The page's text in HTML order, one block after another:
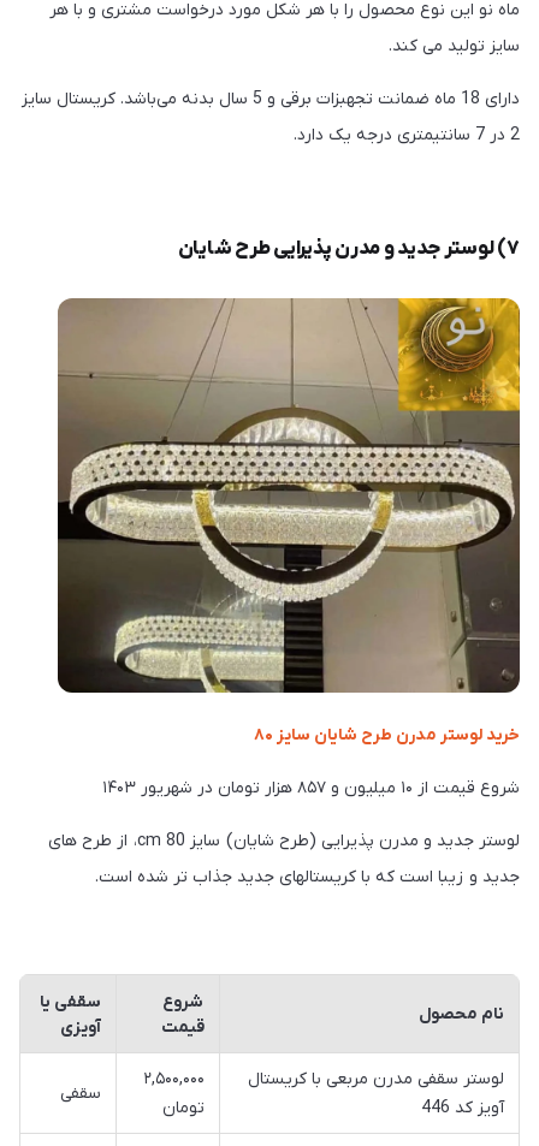
ماه نو این نوع محصول را با هر شکل مورد درخواست مشتری و با هر
سایز تولید می کند.
دارای 18 ماه ضمانت تجهبزات برقی و 5 سال بدنه می‌باشد. کریستال سایز
2 در 7 سانتیمتری درجه یک دارد.
۷) لوستر جدید و مدرن پذیرایی طرح شایان
خرید لوستر مدرن طرح شایان سایز ۸۰
شروع قیمت از ۱۰ میلیون و ۸۵۷ هزار تومان در شهریور ۱۴۰۳
لوستر جدید و مدرن پذیرایی (طرح شایان) سایز 80 cm، از طرح های
جدید و زیبا است که با کریستالهای جدید جذاب تر شده است.
نام محصول
شروع
قیمت
سقفی یا
آویزی
لوستر سقفی مدرن مربعی با کریستال
آویز کد 446
۲,۵۰۰,۰۰۰
تومان
سقفی